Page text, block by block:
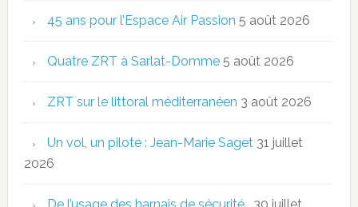
45 ans pour l’Espace Air Passion 5 août 2026
Quatre ZRT à Sarlat-Domme 5 août 2026
ZRT sur le littoral méditerranéen 3 août 2026
Un vol, un pilote : Jean-Marie Saget 31 juillet
2026